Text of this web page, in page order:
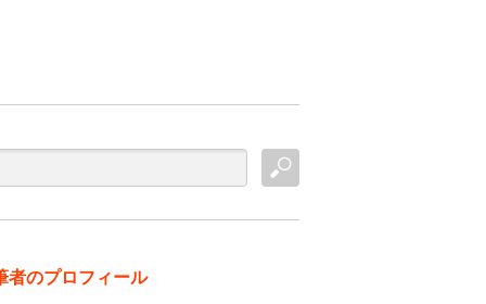
者のプロフィール